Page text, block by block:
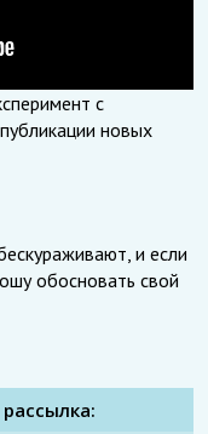
с
новых
и если
обосновать свой